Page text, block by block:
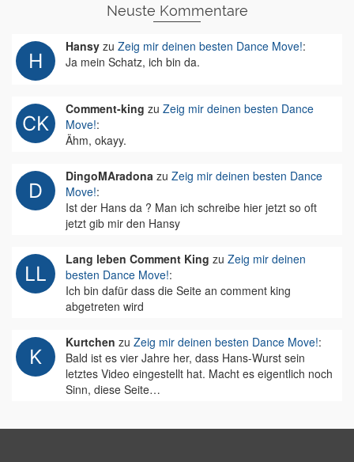
Neuste Kommentare
Hansy zu Zeig mir deinen besten Dance Move!:
Ja mein Schatz, ich bin da.
Comment-king zu Zeig mir deinen besten Dance
Move!:
Ähm, okayy.
DingoMAradona zu Zeig mir deinen besten Dance
Move!:
Ist der Hans da ? Man ich schreibe hier jetzt so oft
jetzt gib mir den Hansy
Lang leben Comment King zu Zeig mir deinen
besten Dance Move!:
Ich bin dafür dass die Seite an comment king
abgetreten wird
Kurtchen zu Zeig mir deinen besten Dance Move!:
Bald ist es vier Jahre her, dass Hans-Wurst sein
letztes Video eingestellt hat. Macht es eigentlich noch
Sinn, diese Seite…